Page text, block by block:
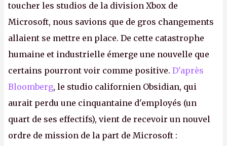
toucher les studios de la division Xbox de
Microsoft, nous savions que de gros changements
allaient se mettre en place. De cette catastrophe
humaine et industrielle émerge une nouvelle que
certains pourront voir comme positive. D'après
Bloomberg, le studio californien Obsidian, qui
aurait perdu une cinquantaine d'employés (un
quart de ses effectifs), vient de recevoir un nouvel
ordre de mission de la part de Microsoft :